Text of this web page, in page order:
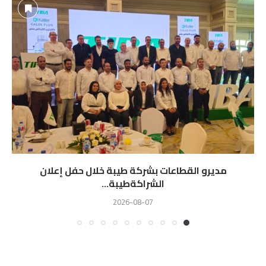
مديرو القطاعات بشركة طيبة خلال حفل إعلان
الشراكةطيبة...
2026-08-07